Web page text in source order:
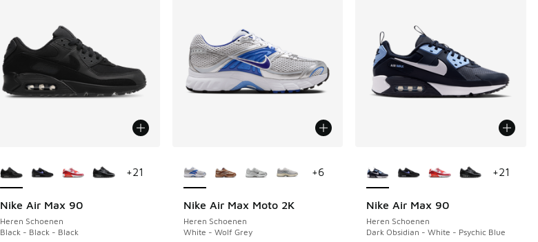
Nike Air Max 90
Heren Schoenen
Black - Black - Black
+21
Nike Air Max Moto 2K
Heren Schoenen
White - Wolf Grey
+6
Nike Air Max 90
Heren Schoenen
Dark Obsidian - White - Psychic Blue
+21